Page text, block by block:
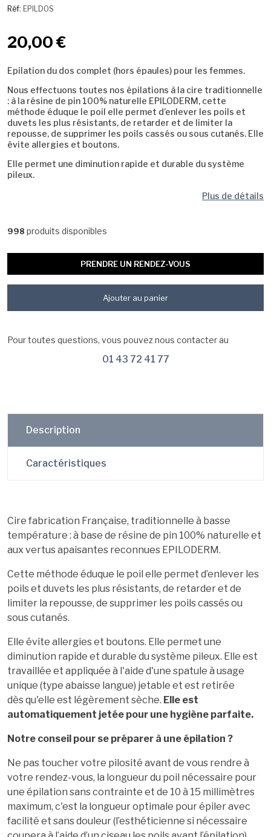
Réf: EPILDOS
20,00 €
Epilation du dos complet (hors épaules) pour les femmes.
Nous effectuons toutes nos épilations à la cire traditionnelle
: à la résine de pin 100% naturelle EPILODERM, cette
méthode éduque le poil elle permet d’enlever les poils et
duvets les plus résistants, de retarder et de limiter la
repousse, de supprimer les poils cassés ou sous cutanés. Elle
évite allergies et boutons.
Elle permet une diminution rapide et durable du système
pileux.
Plus de détails
998 produits disponibles
PRENDRE UN RENDEZ-VOUS
Ajouter au panier
Pour toutes questions, vous pouvez nous contacter au
01 43 72 41 77
Description
Caractéristiques
Cire fabrication Française, traditionnelle à basse
température : à base de résine de pin 100% naturelle et
aux vertus apaisantes reconnues EPILODERM.
Cette méthode éduque le poil elle permet d’enlever les
poils et duvets les plus résistants, de retarder et de
limiter la repousse, de supprimer les poils cassés ou
sous cutanés.
Elle évite allergies et boutons. Elle permet une
diminution rapide et durable du système pileux. Elle est
travaillée et appliquée à l'aide d'une spatule à usage
unique (type abaisse langue) jetable et est retirée
dèsqu'elle est légèrement sèche. Elle est
automatiquement jetée pour une hygiène parfaite.
Notre conseil pour se préparer à une épilation ?
Ne pas toucher votre pilosité avant de vous rendre à
votre rendez-vous, la longueur du poil nécessaire pour
une épilation sans contrainte et de 10 à 15 millimètres
maximum, c'est la longueur optimale pour épiler avec
facilité et sans douleur (l’esthéticienne si nécessaire